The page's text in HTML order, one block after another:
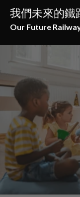
Skip
content
我們未來的鐵
Our Future